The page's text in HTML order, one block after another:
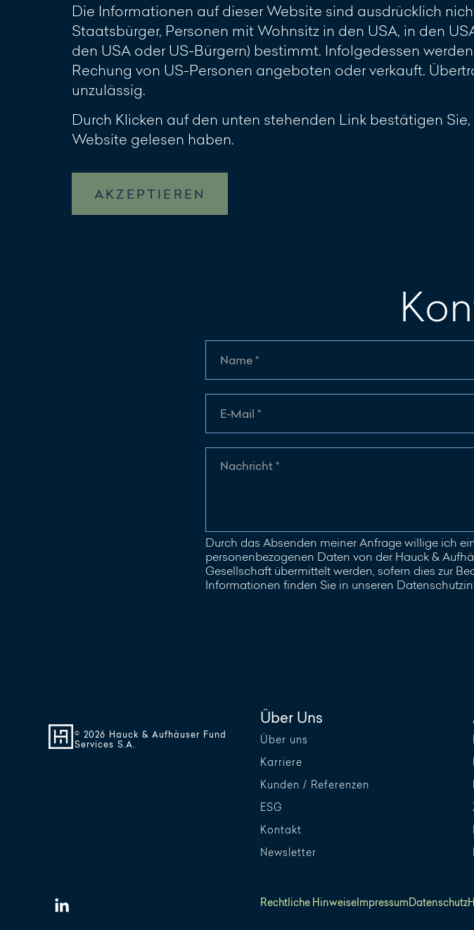
Die Informationen auf dieser Website sind ausdrücklich
Staatsbürger, Personen mit Wohnsitz in den USA, in den
den USA oder US-Bürgern) bestimmt. Infolgedessen
Rechung von US-Personen angeboten oder verkauft.
unzulässig.
Durch Klicken auf den unten stehenden Link bestätigen
Website gelesen haben.
AKZEPTIEREN
Durch das Absenden meiner Anfrage willige ich
personenbezogenen Daten von der Hauck &
Gesellschaft übermittelt werden, sofern dies zur
Informationen finden Sie in unseren
© 2026 Hauck & Aufhäuser Fund
Services S.A.
Über Uns
Über uns
Karriere
Kunden / Referenzen
ESG
Kontakt
Newsletter
Rechtliche HinweiseImpressumDatenschutz